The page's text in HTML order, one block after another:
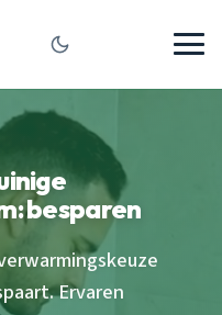
besparen
Ervaren